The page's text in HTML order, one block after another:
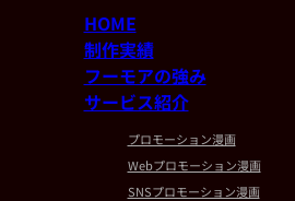
HOME
制作実績
フーモアの強み
サービス紹介
プロモーション漫画
Webプロモーション漫画
SNSプロモーション漫画